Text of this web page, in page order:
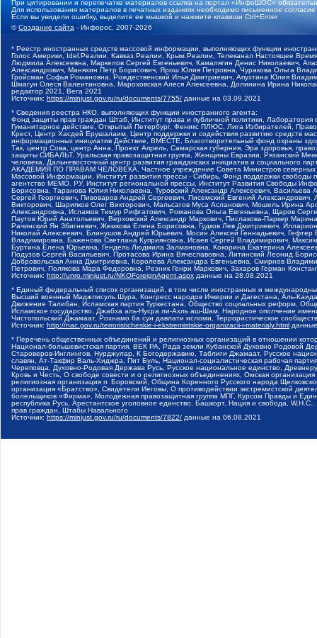
При цитировании и перепечатке материалов ссылка на портал «ИнфоШОС»
Для использования материалов в печатных изданиях необходимо письменное
Если вы увидели ошибку, выделите ее мышкой и нажмите клавиши Ctrl+Enter
©Создание сайта - Инфорос, 2007-2026
* Реестр иностранных средств массовой информации, выполняющих функции
Голос Америки, Idel.Реалии, Кавказ.Реалии, Крым.Реалии, Телеканал Настоящее
Людмила Алексеевна, Маркелов Сергей Евгеньевич, Камалягин Денис Николаевич,
Александрович, Маняхин Петр Борисович, Ярош Юлия Петровна, Чуракова Ольга
Гройсман Софья Романовна, Рождественский Илья Дмитриевич, Апухтина Юлия
Шмагун Олеся Валентиновна, Мароховская Алеся Алексеевна, Долинина Ирина
редактор 2021, Вега 2021
Источник: https://minjust.gov.ru/ru/documents/7755/ данные на 03.09.2021
* Сведения реестра НКО, выполняющих функции иностранного агента:
Фонд защиты прав граждан Штаб, Институт права и публичной политики,
Гуманитарное действие, Открытый Петербург, Феникс ПЛЮС, Лига Избирателей,
Крест, Центр Хасдей Ерушалаим, Центр поддержки и содействия развитию средств
информационных инициатив Действие, ВМЕСТЕ, Благотворительный фонд охраны
Так, центр Сова, центр Анна, Проект Апрель, Самарская губерния, Эра здоровья,
защиты СИБАЛЬТ, Уральская правозащитная группа, Женщины Евразии, Рязанский
человека, Дальневосточный центр развития гражданских инициатив и социального
АКАДЕМИЯ ПО ПРАВАМ ЧЕЛОВЕКА, Частное учреждение Совета Министров северных
Массовой Информации, Институт развития прессы - Сибирь, Фонд поддержки
агентство МЕМО. РУ, Институт региональной прессы, Институт Развития Свободы
Борисовна, Таранова Юлия Николаевна, Туровский Александр Алексеевич,
Сергей Георгиевич, Пивоваров Андрей Сергеевич, Писемский Евгений
Викторович, Шарипков Олег Викторович, Мальсагов Муса Асланович, Мошель Ирина
Александровна, Исламов Тимур Рифгатович, Романова Ольга Евгеньевна, Щаров
Паутов Юрий Анатольевич, Верховский Александр Маркович, Пислакова-Паркер
Рачинский Ян Збигневич, Жемкова Елена Борисовна, Гудков Лев Дмитриевич,
Николай Алексеевич, Блинушов Андрей Юрьевич, Мосин Алексей Геннадьевич,
Владимировна, Баженова Светлана Куприяновна, Исаев Сергей Владимирович,
Буртина Елена Юрьевна, Гендель Людмила Залмановна, Кокорина Екатерина
Подузов Сергей Васильевич, Протасова Ирина Вячеславовна, Литинский Леонид
Добровольская Анна Дмитриевна, Королева Александра Евгеньевна, Смирнов
Петрович, Полякова Мара Федоровна, Резник Генри Маркович, Захаров Герман
Источник: http://unro.minjust.ru/NKOForeignAgent.aspx данные на 28.08.2021
* Единый федеральный список организаций, в том числе иностранных и
Высший военный Маджлисуль Шура, Конгресс народов Ичкерии и Дагестана, Аль-
Движение Талибан, Исламская партия Туркестана, Общество социальных реформ,
Исламское государство, Джабха аль-Нусра ли-Ахль аш-Шам, Народное ополчение
Чистопольский Джамаат, Рохнамо ба суи давлати исломи, Террористическое
Источник: http://nac.gov.ru/terroristicheskie-i-ekstremistskie-organizacii-i-materialy.html
* Перечень общественных объединений и религиозных организаций в отношении
Национал-большевистская партия, ВЕК РА, Рада земли Кубанской Духовно Родовой
Староверов-Инглингов, Нурджулар, К Богодержавию, Таблиги Джамаат, Русское
славян, Ат-Такфир Валь-Хиджра, Пит Буль, Национал-социалистическая рабочая
Череповца, Духовно-Родовая Держава Русь, Русское национальное единство,
Кровь и Честь, О свободе совести и о религиозных объединениях, Омская
религиозная организация п. Боровский, Община Коренного Русского народа
организация «Братство», Свидетели Иеговы, О противодействии экстремистской
болельщиков «Фирма», Молодежная правозащитная группа МПГ, Курсом Правды и
республика Русь, Арестантское уголовное единство, Башкорт, Нация и свобода,
прав граждан, Штабы Навального
Источник: https://minjust.gov.ru/ru/documents/7822/ данные на 06.08.2021